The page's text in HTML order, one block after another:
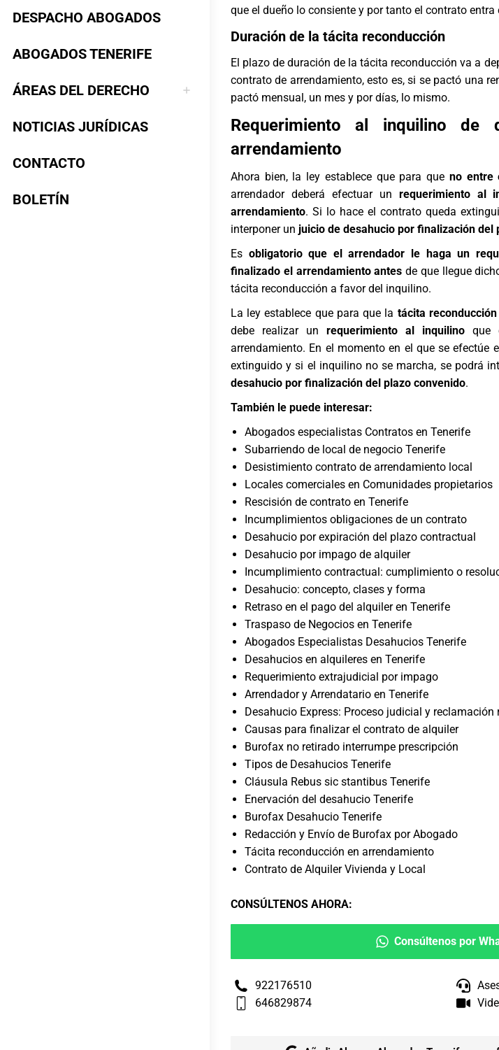
DESPACHO ABOGADOS
ABOGADOS TENERIFE
ÁREAS DEL DERECHO
NOTICIAS JURÍDICAS
CONTACTO
BOLETÍN
que el dueño lo consiente y por tanto el contrato entra
Duración de la tácita reconducción
El plazo de duración de la tácita reconducción va a
contrato de arrendamiento, esto es, si se pactó una
pactó mensual, un mes y por días, lo mismo.
Requerimiento al inquilino de
arrendamiento
Ahora bien, la ley establece que para que no entre
arrendador deberá efectuar un requerimiento al
arrendamiento. Si lo hace el contrato queda
interponer un juicio de desahucio por finalización del
Es obligatorio que el arrendador le haga un
finalizado el arrendamiento antes de que llegue
tácita reconducción a favor del inquilino.
La ley establece que para que la tácita reconducción
debe realizar un requerimiento al inquilino que
arrendamiento. En el momento en el que se efectúe
extinguido y si el inquilino no se marcha, se podrá
desahucio por finalización del plazo convenido.
También le puede interesar:
Abogados especialistas Contratos en Tenerife
Subarriendo de local de negocio Tenerife
Desistimiento contrato de arrendamiento local
Locales comerciales en Comunidades propietarios
Rescisión de contrato en Tenerife
Incumplimientos obligaciones de un contrato
Desahucio por expiración del plazo contractual
Desahucio por impago de alquiler
Incumplimiento contractual: cumplimiento o
Desahucio: concepto, clases y forma
Retraso en el pago del alquiler en Tenerife
Traspaso de Negocios en Tenerife
Abogados Especialistas Desahucios Tenerife
Desahucios en alquileres en Tenerife
Requerimiento extrajudicial por impago
Arrendador y Arrendatario en Tenerife
Desahucio Express: Proceso judicial y reclamación
Causas para finalizar el contrato de alquiler
Burofax no retirado interrumpe prescripción
Tipos de Desahucios Tenerife
Cláusula Rebus sic stantibus Tenerife
Enervación del desahucio Tenerife
Burofax Desahucio Tenerife
Redacción y Envío de Burofax por Abogado
Tácita reconducción en arrendamiento
Contrato de Alquiler Vivienda y Local
CONSÚLTENOS AHORA:
Consúltenos por
922176510
646829874